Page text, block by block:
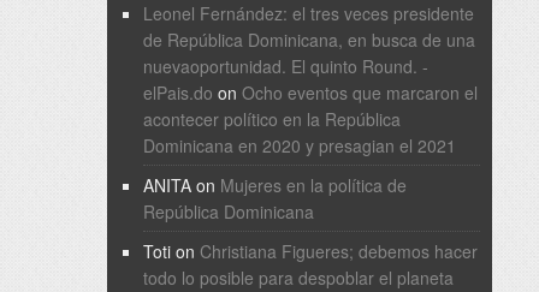
Leonel Fernández: el tres veces presidente
de República Dominicana, en busca de una
nuevaoportunidad. El quinto Round. -
elPais.do on Ocho eventos que marcaron el
acontecer político en la República
Dominicana en 2020 y presagian el 2021
ANITAon Mujeres en la política de
República Dominicana
Totion Christiana Figueres; debemos hacer
todo lo posible para despoblar el planeta